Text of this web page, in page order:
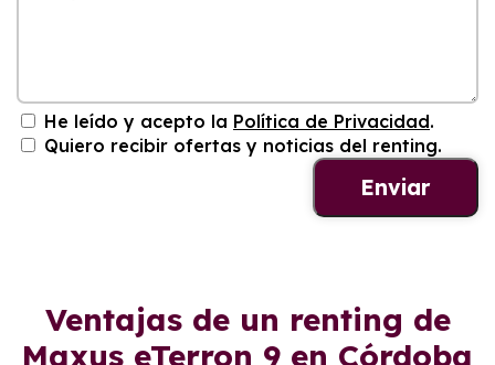
He leído y acepto la Política de Privacidad.
Quiero recibir ofertas y noticias del renting.
Ventajas de un renting de
Maxus eTerron 9 en Córdoba